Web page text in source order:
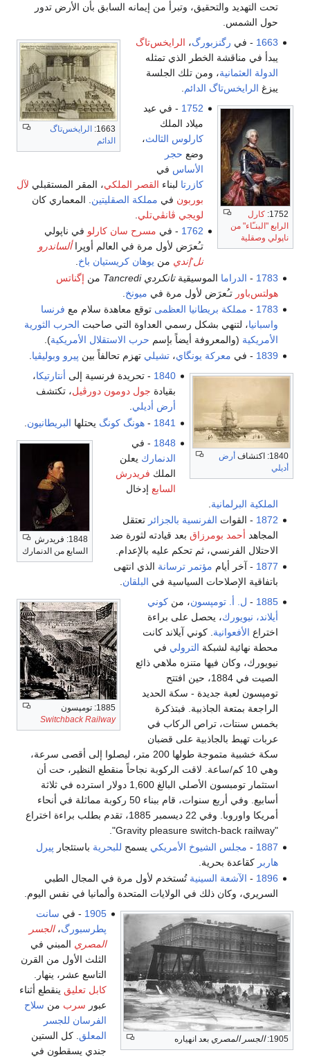
تحت التهديد والتحقيق، وتبرأ من إيمانه السابق بأن الأرض تدور
حول الشمس.
1663: الرايخس‌تاگ
الدائم
1663 - في رگنزبورگ، الرايخس‌تاگ
يبدأ في مناقشة الخطر الذي تمثله
الدولة العثمانية، ومن تلك الجلسة
يبزغ الرايخس‌تاگ الدائم
1752: كارل
الرابع "البنـّاء" من
ناپولي وصقلية
1752 - في عيد
ميلاد الملك
كارلوس الثالث،
وضع حجر
الأساس في
كازرتا لبناء القصر الملكي، المقر المستقبلي لآل
بوربون في مملكة الصقليتين . المعماري كان
لويجي ڤانڤي‌تلي
1762 - في مسرح سان كارلو في ناپولي
تـُعرَض لأول مرة في العالم أوپراألساندرو
نل'إندي من يوهان كريستيان باخ
1783
- الدراما الموسيقيةتانكردي Tancredi من إگناتس
هولتس‌باور تـُعرَض لأول مرة في ميونخ
1783
- مملكة بريطانيا العظمى توقع معاهدة سلام مع فرنسا
واسبانيا، لتنهي بشكل رسمي العداوة التي صاحبت الحرب الثورية
الأمريكية (والمعروفة أيضاً بإسم حرب الاستقلال الأمريكية).
1839 - في معركة يونگاي،تشيلي تهزم تحالفاً بين پيرو وبوليڤيا.
1840: اكتشاف
أرض
أديلي
1840 - تحريدة فرنسية إلى أنتارتيكا،
بقيادة جول دومون دورڤيل، تكتشف
أرض أديلي.
1841
- هونگ كونگ يحتلها البريطانيون
1848: فريدرش
السابع من الدنمارك
1848 - في
الدنمارك يعلن
الملك فريدرش
السابع إدخال
الملكية البرلمانية
1872 - القوات الفرنسية بالجزائر تعتقل
المجاهد أحمد بومرزاق بعد قيادته لثورة ضد
الاحتلال الفرنسي، ثم تحكم عليه بالإعدام.
1877 - آخر أيام مؤتمر ترسانة الذي انتهى
باتفاقية الإصلاحات السياسية في البلقان.
1885: تومپسون
Switchback Railway
1885
- ل. أ. تومپسون، منكوني
أيلاند، نيويورك، يحصل على براءة
اختراع الأفعوانية. كوني آيلاند كانت
محطة نهائية لشبكة الترولي في
نيويورك، وكان فيها متنزه ملاهي ذائع
الصيت في 1884، حين افتتح
تومپسون لعبة جديدة - سكة الحديد
الراجعة بمتعة الجاذبية. فبتذكرة
بخمس سنتات، تراص الركاب في
عربات تهبط بالجاذبية على قضبان
سكة خشبية متموجة طولها 200 متر، ليصلوا إلى أقصى سرعة،
وهي 10 كم/ساعة. لاقت الركوبة نجاحاً منقطع النظير، حت أن
استثمار تومبسون الأصلي البالغ 1,600 دولار استرده في ثلاثة
أسابيع. وفي أربع سنوات، قام ببناء 50 ركوبة مماثلة في أنحاء
أمريكا واوروبا. وفي 22 ديسمبر 1885، تقدم بطلب براءة اختراع
"Gravity pleasure switch-back railway".
1887
- مجلس الشيوخ الأمريكي يسمح للبحرية باستئجار پيرل
هاربر كقاعدة بحرية.
1896
- الآشعة السينية تُستخدم لأول مرة في المجال الطبي
السريري، وكان ذلك في الولايات المتحدة وألمانيا في نفس اليوم.
1905: الجسر المصري بعد انهياره
1905 - في سانت
پطرسبورگ،الجسر
المصري المبني في
الثلث الأول من القرن
التاسع عشر، ينهار.
كابل تعليقينقطع أثناء
عبور سرب من سلاح
الفرسان للجسر
المعلق. كل الستين
جندي يسقطون في